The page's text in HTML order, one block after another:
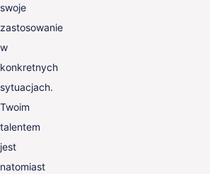
swoje
zastosowanie
w
konkretnych
sytuacjach.
Twoim
talentem
jest
natomiast